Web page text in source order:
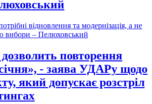
відновлення та модернізація, а не
вибори – Пелюховський
повторення
- заява УДАРу щодо
який допускає розстріл